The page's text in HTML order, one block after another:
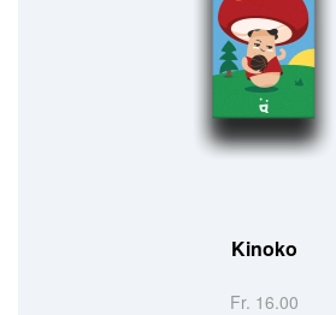
Kinoko
Fr. 16.00